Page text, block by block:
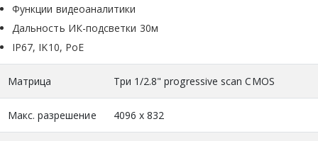
Функции видеоаналитики
Дальность ИК-подсветки 30м
IP67, IK10, PoE
Матрица Три 1/2.8" progressive scan CMOS
Макс. разрешение 4096 х 832